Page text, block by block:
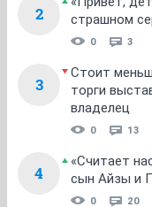
2
страшном
0 3
3
Стоит
торги
владелец
0 13
4
«Считает
сын Айзы и
0 20